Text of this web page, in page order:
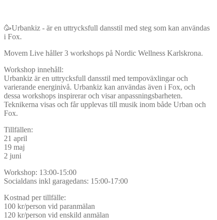
🥳Urbankiz - är en uttrycksfull dansstil med steg som kan användas
i Fox.
Movem Live håller 3 workshops på Nordic Wellness Karlskrona.
Workshop innehåll:
Urbankiz är en uttrycksfull dansstil med tempoväxlingar och
varierande energinivå. Urbankiz kan användas även i Fox, och
dessa workshops inspirerar och visar anpassningsbarheten.
Teknikerna visas och får upplevas till musik inom både Urban och
Fox.
Tillfällen:
21 april
19 maj
2 juni
Workshop: 13:00-15:00
Socialdans inkl garagedans: 15:00-17:00
Kostnad per tillfälle:
100 kr/person vid paranmälan
120 kr/person vid enskild anmälan